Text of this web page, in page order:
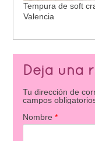
Tempura de soft
Valencia
Deja una
Tu dirección de
campos
Nombre *